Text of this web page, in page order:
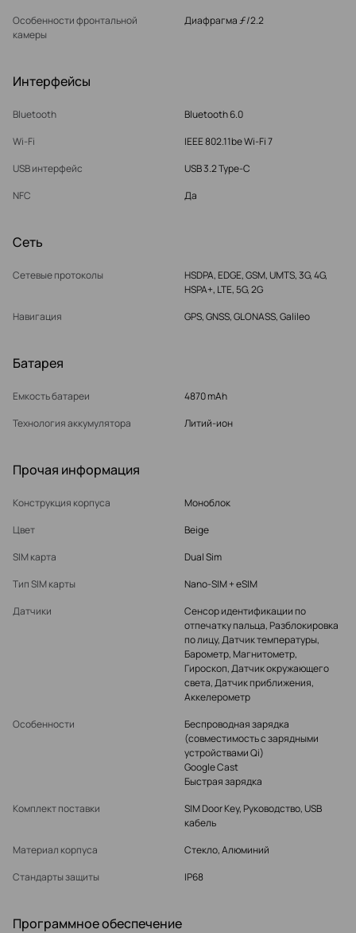
Особенности фронтальной
камеры
Диафрагма ƒ/2.2
Интерфейсы
Bluetooth
Bluetooth 6.0
Wi-Fi
IEEE 802.11be Wi-Fi 7
USB интерфейс
USB 3.2 Type-C
NFC
Да
Сеть
Сетевые протоколы
HSDPA, EDGE, GSM, UMTS, 3G, 4G,
HSPA+, LTE, 5G, 2G
Навигация
GPS, GNSS, GLONASS, Galileo
Батарея
Емкость батареи
4870 mAh
Технология аккумулятора
Литий-ион
Прочая информация
Конструкция корпуса
Моноблок
Цвет
Beige
SIM карта
Dual Sim
Тип SIM карты
Nano-SIM + eSIM
Датчики
Сенсор идентификации по
отпечатку пальца, Разблокировка
по лицу, Датчик температуры,
Барометр, Магнитометр,
Гироскоп, Датчик окружающего
света, Датчик приближения,
Аккелерометр
Особенности
Беспроводная зарядка
(совместимость с зарядными
устройствами Qi)
Google Cast
Быстрая зарядка
Комплект поставки
SIM Door Key, Руководство, USB
кабель
Материал корпуса
Стекло, Алюминий
Стандарты защиты
IP68
Программное обеспечение